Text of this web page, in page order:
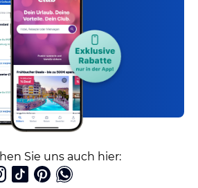
Sie uns auch hier: